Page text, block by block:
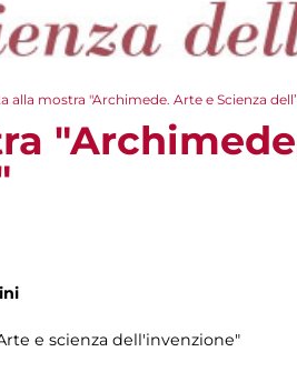
alla mostra "Archimede. Arte e Scienza
e scienza dell'invenzione"